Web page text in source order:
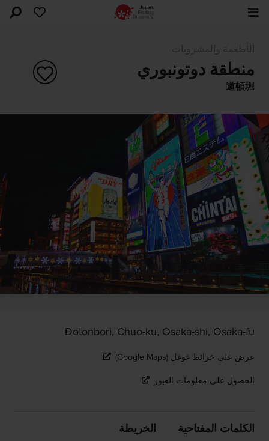
منطقة دوتونبوري
道頓堀
Dotonbori, Chuo-ku, Osaka-shi, Osaka-fu
عرض على خرائط غوغل (Google Maps)
الحصول على معلومات العبور
الكلمات المفتاحية الخريطة